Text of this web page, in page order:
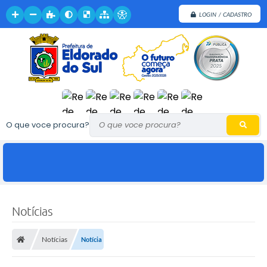
LOGIN / CADASTRO
O que voce procura?
Notícias
Notícias Notícia